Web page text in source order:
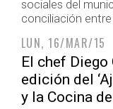
sociales del
conciliación
LUN, 16/MAR/15
El chef
edición del
y la Cocina de